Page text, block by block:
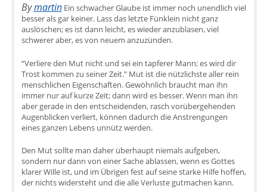
BymartinEin schwacher Glaube ist immer noch unendlich viel
besser als gar keiner. Lass das letzte Fünklein nicht ganz
auslöschen; es ist dann leicht, es wieder anzublasen, viel
schwerer aber, es von neuem anzuzünden.
“Verliere den Mut nicht und sei ein tapferer Mann; es wird dir
Trost kommen zu seiner Zeit.” Mut ist die nützlichste aller rein
menschlichen Eigenschaften. Gewöhnlich braucht man ihn
immer nur auf kurze Zeit; dann wird es besser. Wenn man ihn
aber gerade in den entscheidenden, rasch vorübergehenden
Augenblicken verliert, können dadurch die Anstrengungen
eines ganzen Lebens unnütz werden.
Den Mut sollte man daher überhaupt niemals aufgeben,
sondern nur dann von einer Sache ablassen, wenn es Gottes
klarer Wille ist, und im Übrigen fest auf seine starke Hilfe hoffen,
der nichts widersteht und die alle Verluste gutmachen kann.